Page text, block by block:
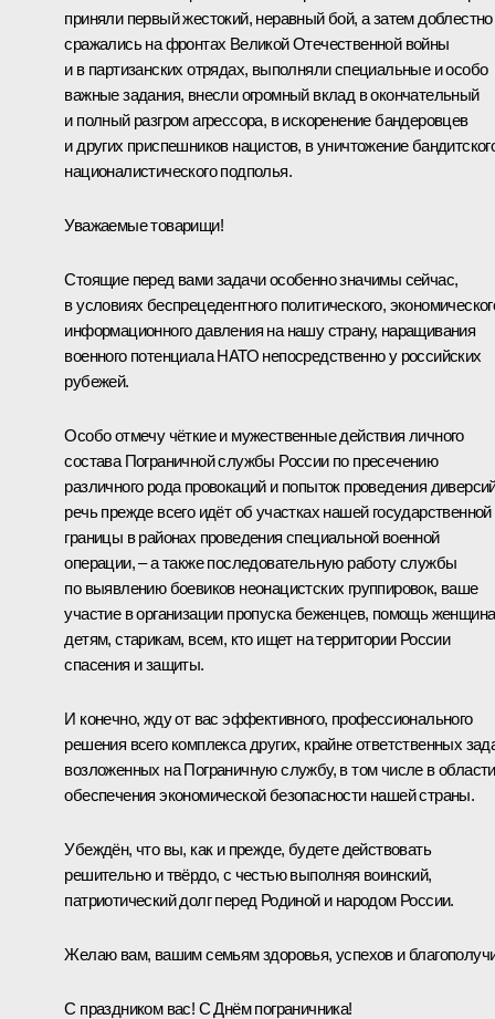
приняли первый жестокий, неравный бой, а затем доблестно
сражались на фронтах Великой Отечественной войны
и в партизанских отрядах, выполняли специальные и особо
важные задания, внесли огромный вклад в окончательный
и полный разгром агрессора, в искоренение бандеровцев
и других приспешников нацистов, в уничтожение
националистического подполья.
Уважаемые товарищи!
Стоящие перед вами задачи особенно значимы сейчас,
в условиях беспрецедентного политического,
информационного давления на нашу страну, наращивания
военного потенциала НАТО непосредственно у российских
рубежей.
Особо отмечу чёткие и мужественные действия личного
состава Пограничной службы России по пресечению
различного рода провокаций и попыток проведения
речь прежде всего идёт об участках нашей государственной
границы в районах проведения специальной военной
операции, – а также последовательную работу службы
по выявлению боевиков неонацистских группировок, ваше
участие в организации пропуска беженцев, помощь
детям, старикам, всем, кто ищет на территории России
спасения и защиты.
И конечно, жду от вас эффективного, профессионального
решения всего комплекса других, крайне ответственных
возложенных на Пограничную службу, в том числе в области
обеспечения экономической безопасности нашей страны.
Убеждён, что вы, как и прежде, будете действовать
решительно и твёрдо, с честью выполняя воинский,
патриотический долг перед Родиной и народом России.
Желаю вам, вашим семьям здоровья, успехов и
С праздником вас! С Днём пограничника!